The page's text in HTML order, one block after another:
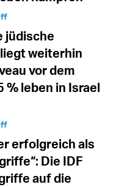
jüdische
weiterhin
vor dem
% leben in Israel
erfolgreich als
Die IDF
auf die